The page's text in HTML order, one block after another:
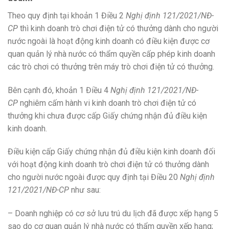
Theo quy định tại khoản 1 Điều 2 Nghị định 121/2021/NĐ-
CP thì kinh doanh trò chơi điện tử có thưởng dành cho người
nước ngoài là hoạt động kinh doanh có điều kiện được cơ
quan quản lý nhà nước có thẩm quyền cấp phép kinh doanh
các trò chơi có thưởng trên máy trò chơi điện tử có thưởng.
Bên cạnh đó, khoản 1 Điều 4 Nghị định 121/2021/NĐ-
CP nghiêm cấm hành vi kinh doanh trò chơi điện tử có
thưởng khi chưa được cấp Giấy chứng nhận đủ điều kiện
kinh doanh.
Điều kiện cấp Giấy chứng nhận đủ điều kiện kinh doanh đối
với hoạt động kinh doanh trò chơi điện tử có thưởng dành
cho người nước ngoài được quy định tại Điều 20 Nghị định
121/2021/NĐ-CP như sau:
– Doanh nghiệp có cơ sở lưu trú du lịch đã được xếp hạng 5
sao do cơ quan quản lý nhà nước có thẩm quyền xếp hạng;